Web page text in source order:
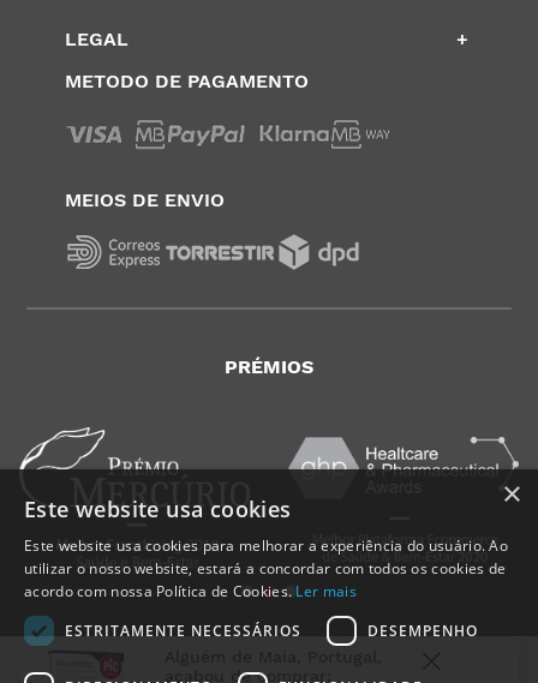
LEGAL
+
METODO DE PAGAMENTO
MEIOS DE ENVIO
PRÉMIOS
×
Este website usa cookies
Este website usa cookies para melhorar a experiência do usuário. Ao
utilizar o nosso website, estará a concordar com todos os cookies de
acordo com nossa Política de Cookies. Ler mais
ESTRITAMENTE NECESSÁRIOS
DESEMPENHO
acabou de comprar: